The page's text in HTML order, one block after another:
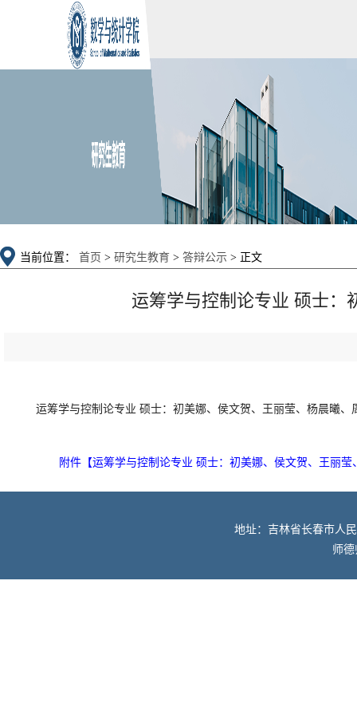
当前位置： 首页 > 研究生教育 > 答辩公示 > 正文
运筹学与控制论专业 硕士：
运筹学与控制论专业 硕士：初美娜、侯文贺、王丽莹、杨晨曦、
附件【运筹学与控制论专业 硕士：初美娜、侯文贺、王丽
地址：吉林省长春市人
师德